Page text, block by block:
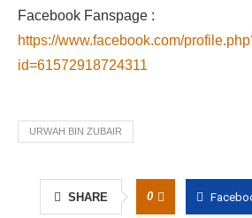
Facebook Fanspage :
https://www.facebook.com/
id=61572918724311
URWAH BIN ZUBAIR
SHARE 0